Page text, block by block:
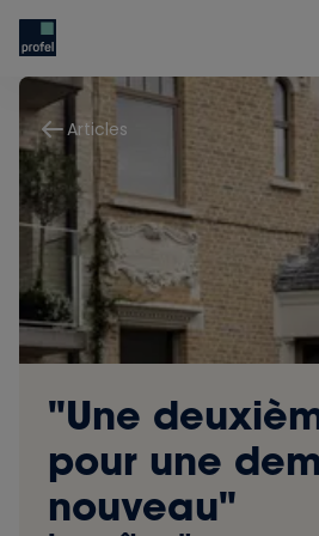
Articles
"Une
pour une
nouveau"